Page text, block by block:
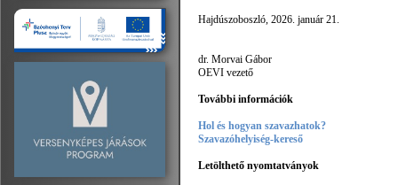
Hajdúszoboszló, 2026. január 21.
dr. Morvai Gábor
OEVI vezető
További információk
Hol és hogyan szavazhatok?
Szavazóhelyiség-kereső
Letölthető nyomtatványok